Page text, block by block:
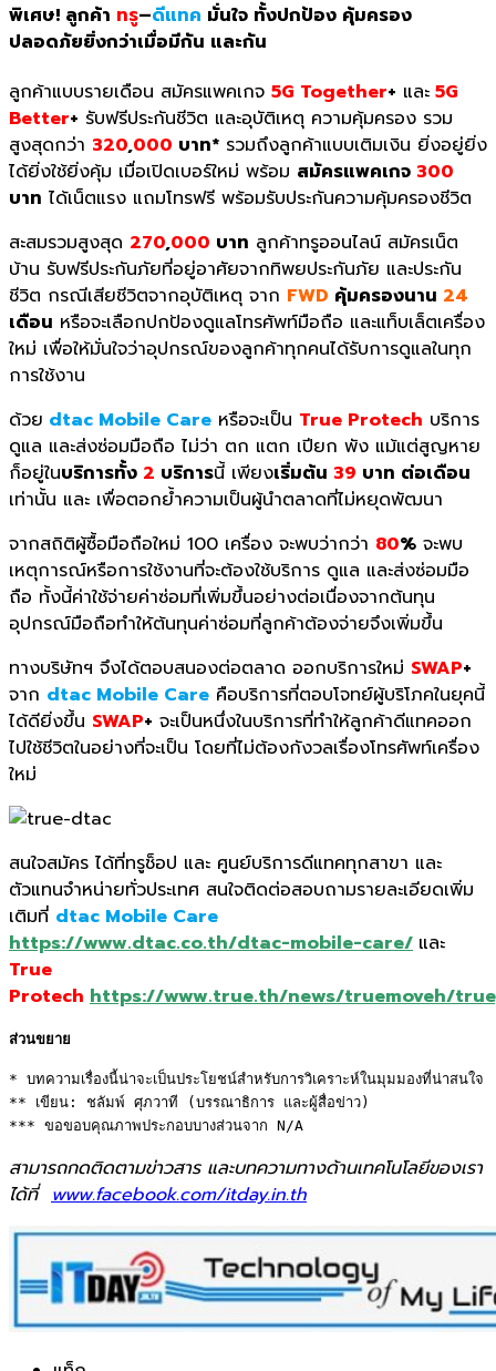
พิเศษ! ลูกค้า ทรู–ดีแทค มั่นใจ ทั้งปกป้อง คุ้มครอง
ปลอดภัยยิ่งกว่าเมื่อมีกัน และกัน
ลูกค้าแบบรายเดือน สมัครแพคเกจ 5G Together+ และ 5G
Better+ รับฟรีประกันชีวิต และอุบัติเหตุ ความคุ้มครอง รวม
สูงสุดกว่า 320,000 บาท* รวมถึงลูกค้าแบบเติมเงิน ยิ่งอยู่ยิ่ง
ได้ยิ่งใช้ยิ่งคุ้ม เมื่อเปิดเบอร์ใหม่ พร้อม สมัครแพคเกจ 300
บาท ได้เน็ตแรง แถมโทรฟรี พร้อมรับประกันความคุ้มครองชีวิต
สะสมรวมสูงสุด 270,000 บาท ลูกค้าทรูออนไลน์ สมัครเน็ต
บ้าน รับฟรีประกันภัยที่อยู่อาศัยจากทิพยประกันภัย และประกัน
ชีวิต กรณีเสียชีวิตจากอุบัติเหตุ จาก FWD คุ้มครองนาน 24
เดือน หรือจะเลือกปกป้องดูแลโทรศัพท์มือถือ และแท็บเล็ตเครื่อง
ใหม่ เพื่อให้มั่นใจว่าอุปกรณ์ของลูกค้าทุกคนได้รับการดูแลในทุก
การใช้งาน
ด้วย dtac Mobile Care หรือจะเป็น True Protech บริการ
ดูแล และส่งซ่อมมือถือ ไม่ว่า ตก แตก เปียก พัง แม้แต่สูญหาย
ก็อยู่ในบริการทั้ง 2 บริการนี้ เพียงเริ่มต้น 39 บาท ต่อเดือน
เท่านั้น และ เพื่อตอกย้ำความเป็นผู้นำตลาดที่ไม่หยุดพัฒนา
จากสถิติผู้ซื้อมือถือใหม่ 100 เครื่อง จะพบว่ากว่า 80% จะพบ
เหตุการณ์หรือการใช้งานที่จะต้องใช้บริการ ดูแล และส่งซ่อมมือ
ถือ ทั้งนี้ค่าใช้จ่ายค่าซ่อมที่เพิ่มขึ้นอย่างต่อเนื่องจากต้นทุน
อุปกรณ์มือถือทำให้ต้นทุนค่าซ่อมที่ลูกค้าต้องจ่ายจึงเพิ่มขึ้น
ทางบริษัทฯ จึงได้ตอบสนองต่อตลาด ออกบริการใหม่ SWAP+
จาก dtac Mobile Care คือบริการที่ตอบโจทย์ผู้บริโภคในยุคนี้
ได้ดียิ่งขึ้น SWAP+ จะเป็นหนึ่งในบริการที่ทำให้ลูกค้าดีแทคออก
ไปใช้ชีวิตในอย่างที่จะเป็น โดยที่ไม่ต้องกังวลเรื่องโทรศัพท์เครื่อง
ใหม่
สนใจสมัคร ได้ที่ทรูช็อป และ ศูนย์บริการดีแทคทุกสาขา และ
ตัวแทนจำหน่ายทั่วประเทศ สนใจติดต่อสอบถามรายละเอียดเพิ่ม
เติมที่ dtac Mobile Care
https://www.dtac.co.th/dtac-mobile-care/ และ
True
Protech https://www.true.th/news/truemoveh/
ส่วนขยาย
* บทความเรื่องนี้น่าจะเป็นประโยชน์สำหรับการวิเคราะห์ในมุมมองที่น่าสนใจ
** เขียน: ชลัมพ์ ศุภวาที (บรรณาธิการ และผู้สื่อข่าว)
*** ขอขอบคุณภาพประกอบบางส่วนจาก N/A
สามารถกดติดตามข่าวสาร และบทความทางด้านเทคโนโลยีของเรา
ได้ที่ www.facebook.com/itday.in.th